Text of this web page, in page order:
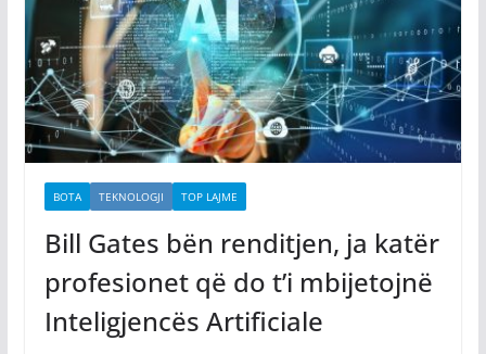
BOTA TEKNOLOGJI TOP LAJME
Bill Gates bën renditjen, ja katër
profesionet që do t’i mbijetojnë
Inteligjencës Artificiale